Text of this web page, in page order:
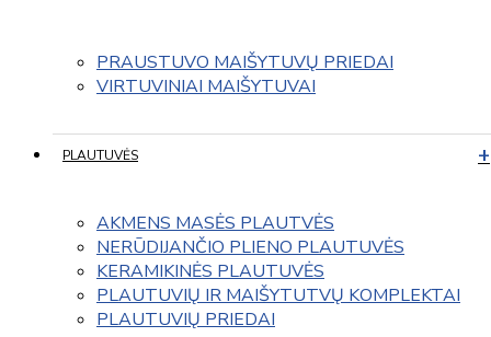
PRAUSTUVO MAIŠYTUVŲ PRIEDAI
VIRTUVINIAI MAIŠYTUVAI
PLAUTUVĖS
AKMENS MASĖS PLAUTVĖS
NERŪDIJANČIO PLIENO PLAUTUVĖS
KERAMIKINĖS PLAUTUVĖS
PLAUTUVIŲ IR MAIŠYTUTVŲ KOMPLEKTAI
PLAUTUVIŲ PRIEDAI